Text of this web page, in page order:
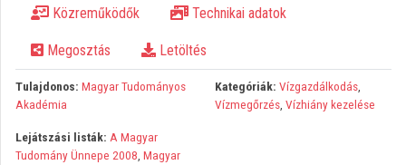
Közreműködők Technikai adatok
Megosztás Letöltés
Tulajdonos: Magyar Tudományos
Akadémia
Kategóriák: Vízgazdálkodás,
Vízmegőrzés, Vízhiány kezelése
Lejátszási listák: A Magyar
Tudomány Ünnepe 2008, Magyar